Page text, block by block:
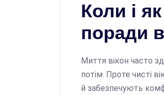
Коли і
поради
Миття вікон часто
потім. Проте чисті
й забезпечують